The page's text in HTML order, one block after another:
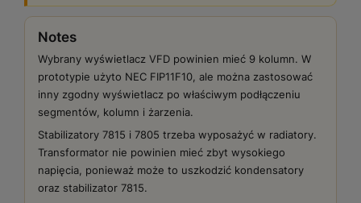
Notes
Wybrany wyświetlacz VFD powinien mieć 9 kolumn. W
prototypie użyto NEC FIP11F10, ale można zastosować
inny zgodny wyświetlacz po właściwym podłączeniu
segmentów, kolumn i żarzenia.
Stabilizatory 7815 i 7805 trzeba wyposażyć w radiatory.
Transformator nie powinien mieć zbyt wysokiego
napięcia, ponieważ może to uszkodzić kondensatory
oraz stabilizator 7815.